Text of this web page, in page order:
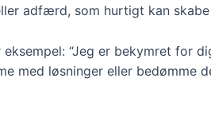
adfærd, som hurtigt kan
“Jeg er bekymret for
med løsninger eller